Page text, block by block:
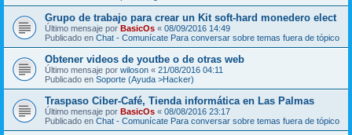
Grupo de trabajo para crear un Kit soft-hard monedero elect
Último mensaje por BasicOs « 08/09/2016 14:49
Publicado en Chat - Comunícate Para conversar sobre temas fuera de tópico
Obtener videos de youtbe o de otras web
Último mensaje por wiloson « 21/08/2016 04:11
Publicado en Soporte (Ayuda >Hacker)
Traspaso Ciber-Café, Tienda informática en Las Palmas
Último mensaje por BasicOs « 08/08/2016 23:17
Publicado en Chat - Comunícate Para conversar sobre temas fuera de tópico